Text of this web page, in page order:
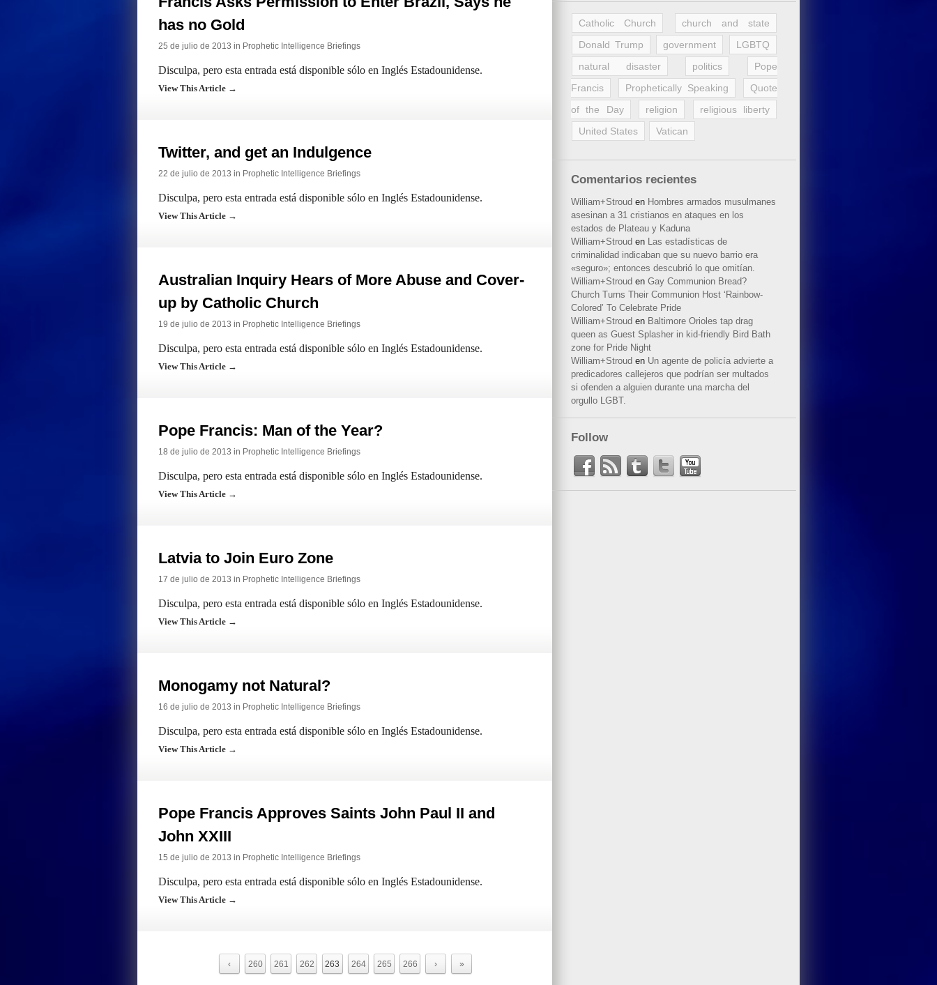
has no Gold
25 de julio de 2013 in Prophetic Intelligence Briefings
Disculpa, pero esta entrada está disponible sólo en Inglés Estadounidense.
View This Article →
Twitter, and get an Indulgence
22 de julio de 2013 in Prophetic Intelligence Briefings
Disculpa, pero esta entrada está disponible sólo en Inglés Estadounidense.
View This Article →
Australian Inquiry Hears of More Abuse and Cover-
up by Catholic Church
19 de julio de 2013 in Prophetic Intelligence Briefings
Disculpa, pero esta entrada está disponible sólo en Inglés Estadounidense.
View This Article →
Pope Francis: Man of the Year?
18 de julio de 2013 in Prophetic Intelligence Briefings
Disculpa, pero esta entrada está disponible sólo en Inglés Estadounidense.
View This Article →
Latvia to Join Euro Zone
17 de julio de 2013 in Prophetic Intelligence Briefings
Disculpa, pero esta entrada está disponible sólo en Inglés Estadounidense.
View This Article →
Monogamy not Natural?
16 de julio de 2013 in Prophetic Intelligence Briefings
Disculpa, pero esta entrada está disponible sólo en Inglés Estadounidense.
View This Article →
Pope Francis Approves Saints John Paul II and
John XXIII
15 de julio de 2013 in Prophetic Intelligence Briefings
Disculpa, pero esta entrada está disponible sólo en Inglés Estadounidense.
View This Article →
‹ 260 261 262 263 264 265 266 › »
Catholic Church
church and state
Donald Trump
government
LGBTQ
natural disaster
politics
Pope
Francis
Prophetically Speaking
Quote
of the Day
religion
religious liberty
United States
Vatican
Comentarios recientes
William+Stroud en Hombres armados musulmanes
asesinan a 31 cristianos en ataques en los
estados de Plateau y Kaduna
William+Stroud en Las estadísticas de
criminalidad indicaban que su nuevo barrio era
«seguro»; entonces descubrió lo que omitían.
William+Stroud en Gay Communion Bread?
Church Turns Their Communion Host ‘Rainbow-
Colored’ To Celebrate Pride
William+Stroud en Baltimore Orioles tap drag
queen as Guest Splasher in kid-friendly Bird Bath
zone for Pride Night
William+Stroud en Un agente de policía advierte a
predicadores callejeros que podrían ser multados
si ofenden a alguien durante una marcha del
orgullo LGBT.
Follow